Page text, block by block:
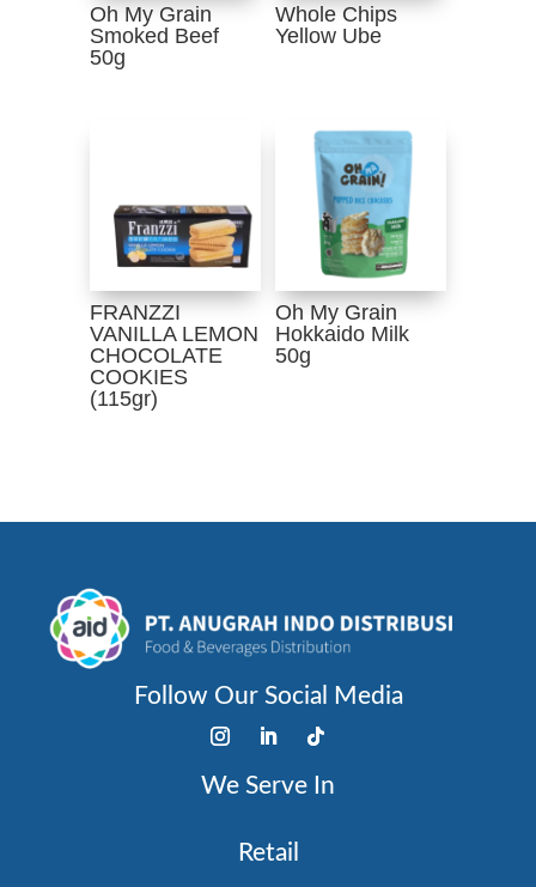
Oh My Grain
Smoked Beef
50g
Whole Chips
Yellow Ube
FRANZZI
VANILLA LEMON
CHOCOLATE
COOKIES
(115gr)
Oh My Grain
Hokkaido Milk
50g
Follow Our Social Media
We Serve In
Retail